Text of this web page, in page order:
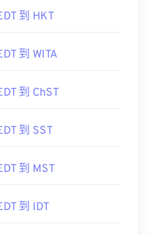
到 HKT
到 WITA
到 ChST
到 SST
到 MST
到 IDT